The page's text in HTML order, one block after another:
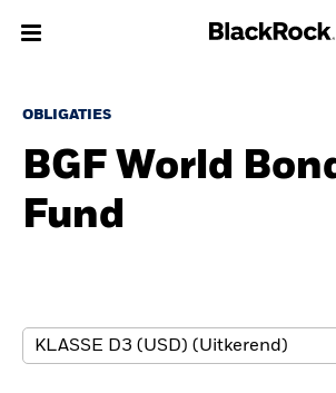
Over Ons
Producten
Thema's
Beleggingsinformatie
OBLIGATIES
BGF World
Fund